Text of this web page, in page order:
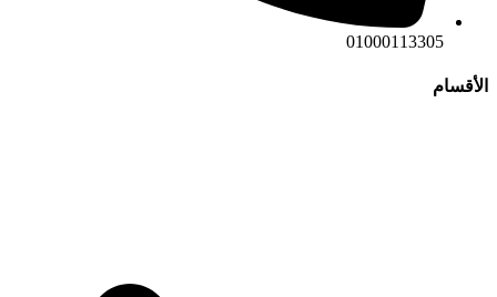
01000113305
الأقسام